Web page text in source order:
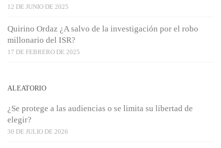
12 DE JUNIO DE 2025
Quirino Ordaz ¿A salvo de la investigación por el robo
millonario del ISR?
17 DE FEBRERO DE 2025
ALEATORIO
¿Se protege a las audiencias o se limita su libertad de
elegir?
30 DE JULIO DE 2026